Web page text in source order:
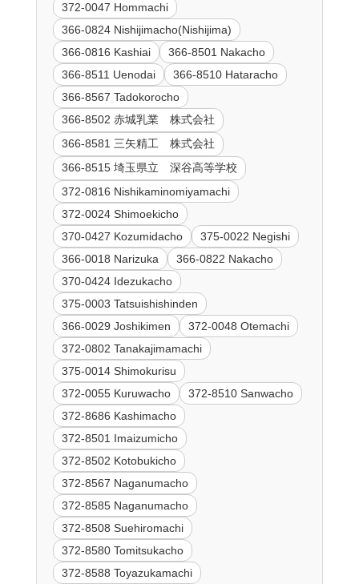
372-0047 Hommachi
366-0824 Nishijimacho(Nishijima)
366-0816 Kashiai
366-8501 Nakacho
366-8511 Uenodai
366-8510 Hataracho
366-8567 Tadokorocho
366-8502 赤城乳業 株式会社
366-8581 三矢精工 株式会社
366-8515 埼玉県立 深谷高等学校
372-0816 Nishikaminomiyamachi
372-0024 Shimoekicho
370-0427 Kozumidacho
375-0022 Negishi
366-0018 Narizuka
366-0822 Nakacho
370-0424 Idezukacho
375-0003 Tatsuishishinden
366-0029 Joshikimen
372-0048 Otemachi
372-0802 Tanakajimamachi
375-0014 Shimokurisu
372-0055 Kuruwacho
372-8510 Sanwacho
372-8686 Kashimacho
372-8501 Imaizumicho
372-8502 Kotobukicho
372-8567 Naganumacho
372-8585 Naganumacho
372-8508 Suehiromachi
372-8580 Tomitsukacho
372-8588 Toyazukamachi